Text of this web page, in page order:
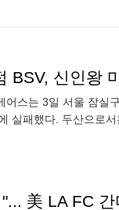
스는 3일 서울 잠실
실패했다. 두산으로서
美 LA FC